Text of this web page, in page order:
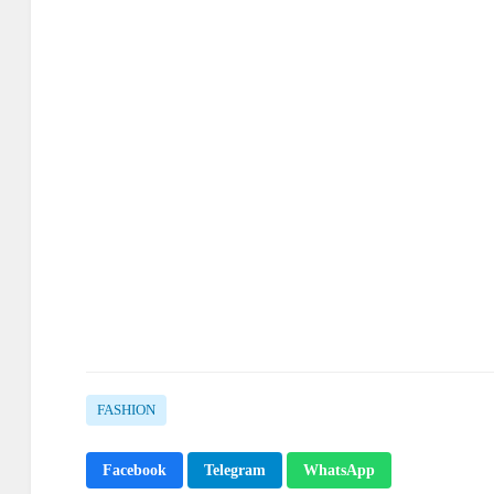
FASHION
Facebook Telegram WhatsApp